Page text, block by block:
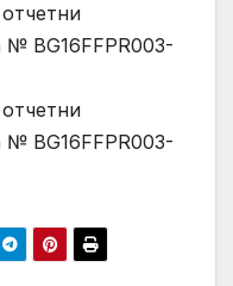
BG16FFPR003-
BG16FFPR003-